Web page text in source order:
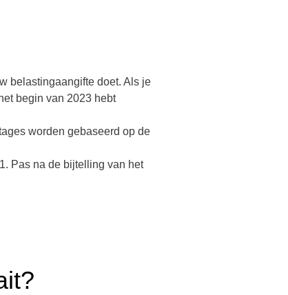
belastingaangifte doet. Als je
begin van 2023 hebt
worden gebaseerd op de
Pas na de bijtelling van het